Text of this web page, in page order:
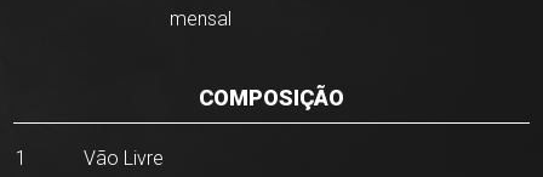
mensal
COMPOSIÇÃO
1
Vão Livre